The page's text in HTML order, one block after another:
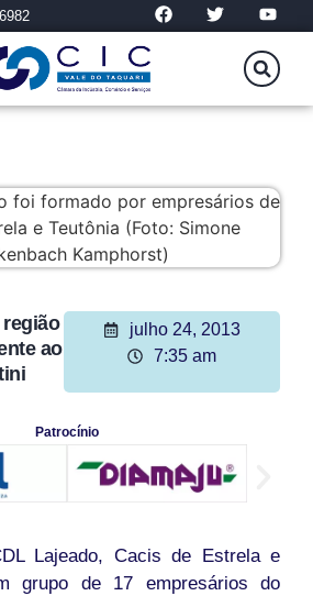
ao
julho 24, 2013
7:35 am
Patrocínio
Lajeado, Cacis de Estrela e
grupo de 17 empresários do